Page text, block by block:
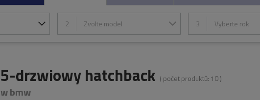
2 Zvolte model 3 Vyberte rok
5-drzwiowy hatchback ( počet produktů: 10)
w bmw